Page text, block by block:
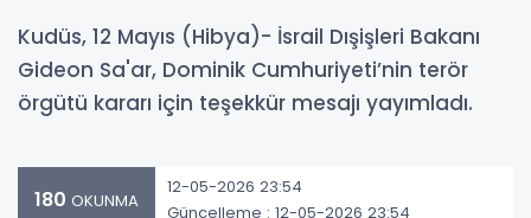
Kudüs, 12 Mayıs (Hibya)- İsrail Dışişleri Bakanı
Gideon Sa'ar, Dominik Cumhuriyeti’nin terör
örgütü kararı için teşekkür mesajı yayımladı.
180 OKUNMA
12-05-2026 23:54
Güncelleme : 12-05-2026 23:54